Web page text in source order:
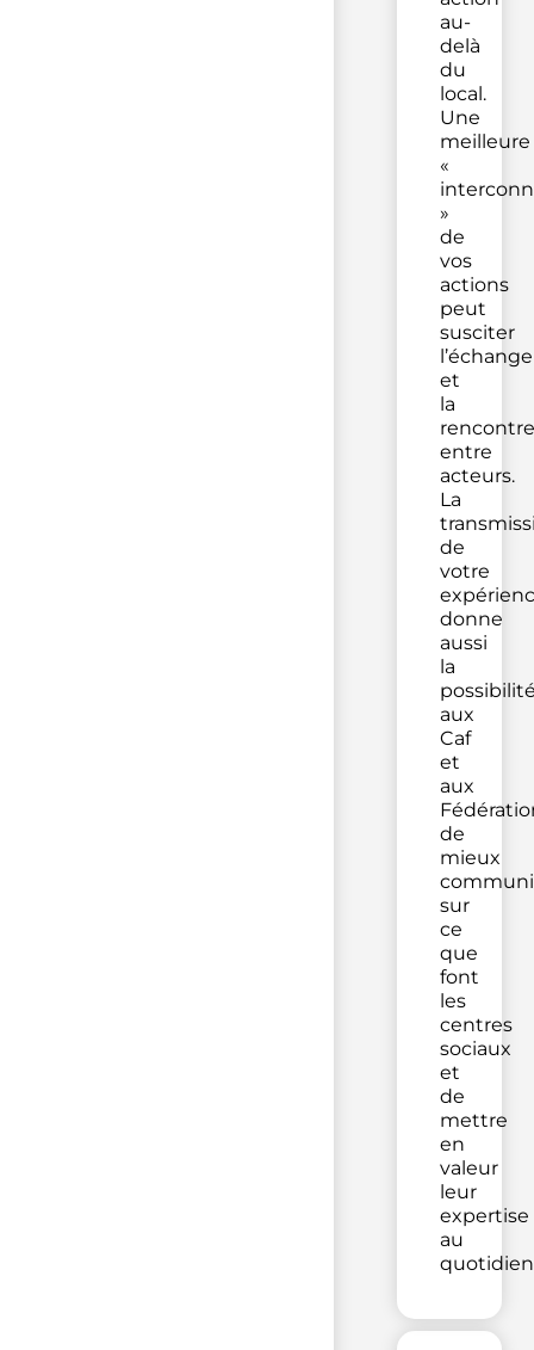
au-
delà
du
local.
Une
meilleure
«
»
de
vos
actions
peut
susciter
l’échange
et
la
rencontre
entre
acteurs.
La
de
votre
donne
aussi
la
aux
Caf
et
aux
de
mieux
sur
ce
que
font
les
centres
sociaux
et
de
mettre
en
valeur
leur
expertise
au